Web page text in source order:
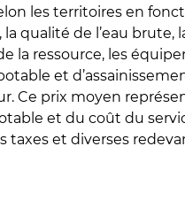
les territoires en
qualité de l’eau brute,
la ressource, les
et
Ce prix moyen
et du coût du
taxes et diverses